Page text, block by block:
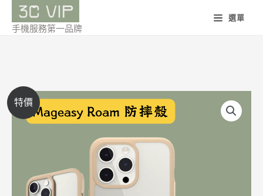
容
手機服務第一品牌
選單
特價
價
格
範
圍：
美
國
Roam